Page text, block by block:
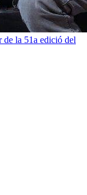
de la 51a edició del